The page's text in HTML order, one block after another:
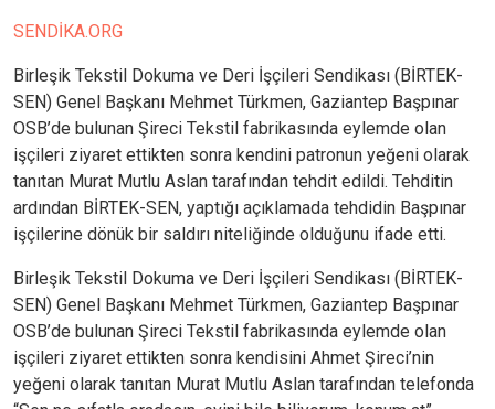
SENDİKA.ORG
Birleşik Tekstil Dokuma ve Deri İşçileri Sendikası (BİRTEK-
SEN) Genel Başkanı Mehmet Türkmen, Gaziantep Başpınar
OSB’de bulunan Şireci Tekstil fabrikasında eylemde olan
işçileri ziyaret ettikten sonra kendini patronun yeğeni olarak
tanıtan Murat Mutlu Aslan tarafından tehdit edildi. Tehditin
ardından BİRTEK-SEN, yaptığı açıklamada tehdidin Başpınar
işçilerine dönük bir saldırı niteliğinde olduğunu ifade etti.
Birleşik Tekstil Dokuma ve Deri İşçileri Sendikası (BİRTEK-
SEN) Genel Başkanı Mehmet Türkmen, Gaziantep Başpınar
OSB’de bulunan Şireci Tekstil fabrikasında eylemde olan
işçileri ziyaret ettikten sonra kendisini Ahmet Şireci’nin
yeğeni olarak tanıtan Murat Mutlu Aslan tarafından telefonda